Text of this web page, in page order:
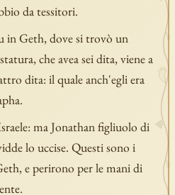
da tessitori.
in Geth, dove si trovò un
che avea sei dita, viene a
dita: il quale anch'egli era
ma Jonathan figliuolo di
lo uccise. Questi sono i
e perirono per le mani di